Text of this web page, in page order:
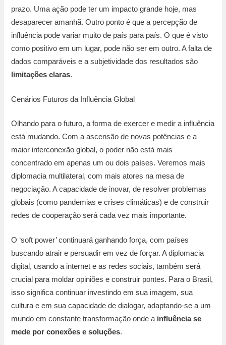
prazo. Uma ação pode ter um impacto grande hoje, mas
desaparecer amanhã. Outro ponto é que a percepção de
influência pode variar muito de país para país. O que é visto
como positivo em um lugar, pode não ser em outro. A falta de
dados comparáveis e a subjetividade dos resultados são
limitações claras.
Cenários Futuros da Influência Global
Olhando para o futuro, a forma de exercer e medir a influência
está mudando. Com a ascensão de novas potências e a
maior interconexão global, o poder não está mais
concentrado em apenas um ou dois países. Veremos mais
diplomacia multilateral, com mais atores na mesa de
negociação. A capacidade de inovar, de resolver problemas
globais (como pandemias e crises climáticas) e de construir
redes de cooperação será cada vez mais importante.
O ‘soft power’ continuará ganhando força, com países
buscando atrair e persuadir em vez de forçar. A diplomacia
digital, usando a internet e as redes sociais, também será
crucial para moldar opiniões e construir pontes. Para o Brasil,
isso significa continuar investindo em sua imagem, sua
cultura e em sua capacidade de dialogar, adaptando-se a um
mundo em constante transformação onde a influência se
mede por conexões e soluções.